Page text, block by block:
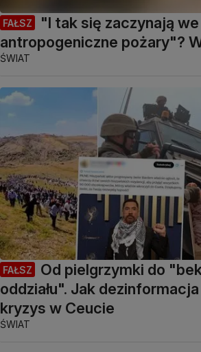
FAŁSZ
"I tak się zaczynają
antropogeniczne pożary"?
ŚWIAT
FAŁSZ
Od pielgrzymki do
oddziału". Jak
kryzys w Ceucie
ŚWIAT